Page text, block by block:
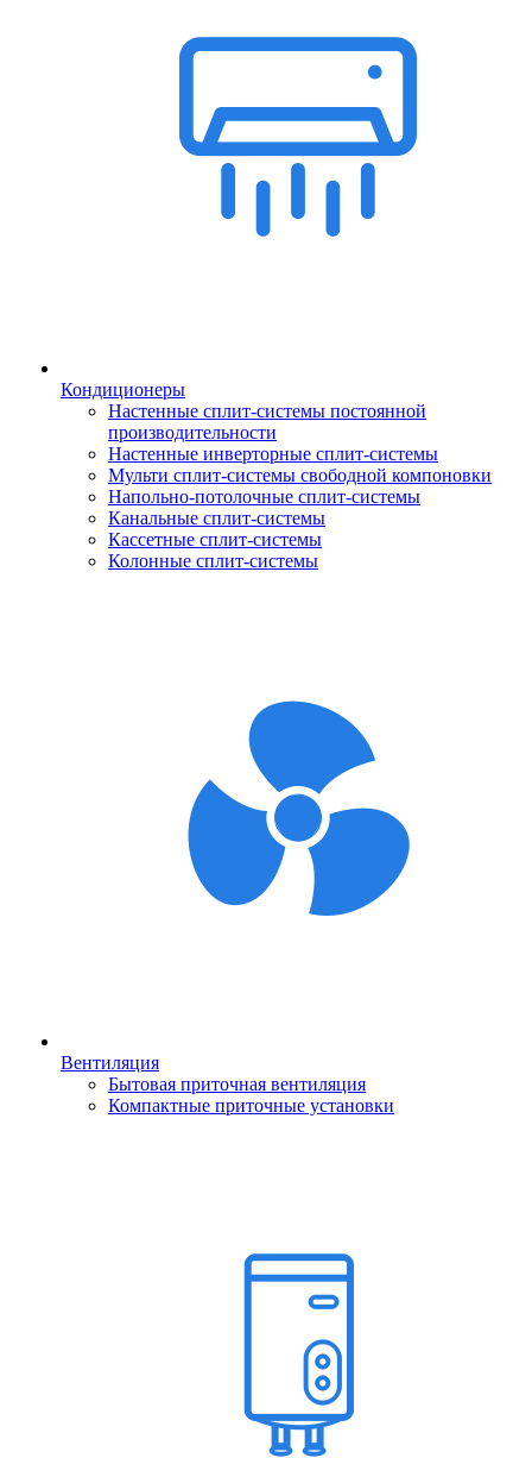
Кондиционеры
Настенные сплит-системы постоянной
производительности
Настенные инверторные сплит-системы
Мульти сплит-системы свободной компоновки
Напольно-потолочные сплит-системы
Канальные сплит-системы
Кассетные сплит-системы
Колонные сплит-системы
Вентиляция
Бытовая приточная вентиляция
Компактные приточные установки